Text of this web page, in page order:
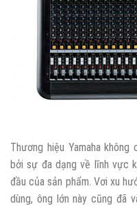
Thương hiệu Yamaha
bởi sự đa dạng về lĩnh vực
đầu của sản phẩm. Vơi xu
dùng, ông lớn này cũng đã